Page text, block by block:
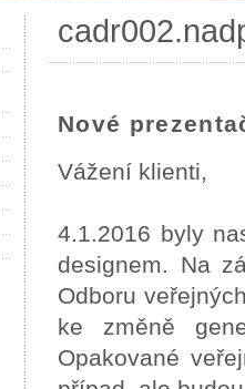
Nové
Vážení klienti,
4.1.2016 byly
designem. Na
Odboru
ke změně
Opakované